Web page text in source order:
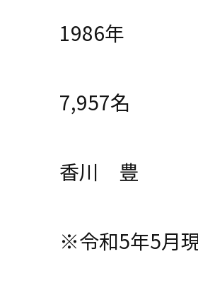
1986年
7,957名
香川 豊
※令和5年5月